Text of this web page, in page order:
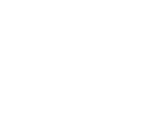
. · 이 포스팅은 쿠팡 파트너스 활동의